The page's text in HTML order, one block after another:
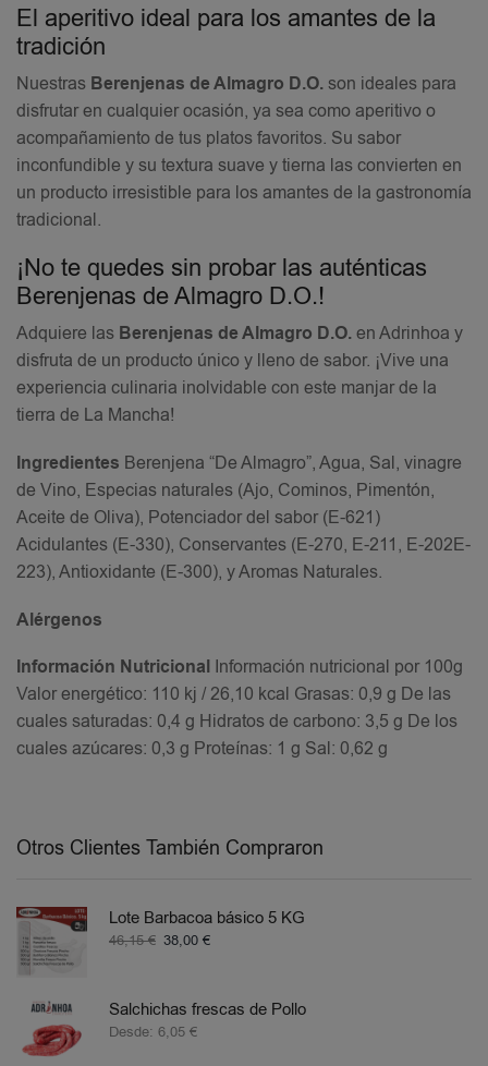
El aperitivo ideal para los amantes de la
tradición
Nuestras Berenjenas de Almagro D.O.son ideales para
disfrutar en cualquier ocasión, ya sea como aperitivo o
acompañamiento de tus platos favoritos. Su sabor
inconfundible y su textura suave y tierna las convierten en
un producto irresistible para los amantes de la gastronomía
tradicional.
¡No te quedes sin probar las auténticas
Berenjenas de Almagro D.O.!
Adquiere las Berenjenas de Almagro D.O.en Adrinhoa y
disfruta de un producto único y lleno de sabor. ¡Vive una
experiencia culinaria inolvidable con este manjar de la
tierra de La Mancha!
Ingredientes Berenjena “De Almagro”, Agua, Sal, vinagre
de Vino, Especias naturales (Ajo, Cominos, Pimentón,
Aceite de Oliva), Potenciador del sabor (E-621)
Acidulantes (E-330), Conservantes (E-270, E-211, E-202E-
223), Antioxidante (E-300), y Aromas Naturales.
Alérgenos
Información Nutricional Información nutricional por 100g
Valor energético: 110 kj / 26,10 kcal Grasas: 0,9 g De las
cuales saturadas: 0,4 g Hidratos de carbono: 3,5 g De los
cuales azúcares: 0,3 g Proteínas: 1 g Sal: 0,62 g
Otros Clientes También Compraron
Lote Barbacoa básico 5 KG
46,15€ 38,00 €
Salchichas frescas de Pollo
Desde: 6,05 €